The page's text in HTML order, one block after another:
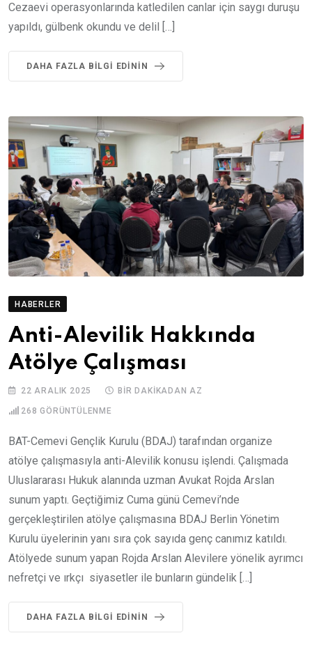
Cezaevi operasyonlarında katledilen canlar için saygı duruşu
yapıldı, gülbenk okundu ve delil […]
DAHA FAZLA BILGI EDININ
HABERLER
Anti-Alevilik Hakkında
Atölye Çalışması
22 ARALIK 2025 BIR DAKIKADAN AZ
268 GÖRÜNTÜLENME
BAT-Cemevi Gençlik Kurulu (BDAJ) tarafından organize
atölye çalışmasıyla anti-Alevilik konusu işlendi. Çalışmada
Uluslararası Hukuk alanında uzman Avukat Rojda Arslan
sunum yaptı. Geçtiğimiz Cuma günü Cemevi’nde
gerçekleştirilen atölye çalışmasına BDAJ Berlin Yönetim
Kurulu üyelerinin yanı sıra çok sayıda genç canımız katıldı.
Atölyede sunum yapan Rojda Arslan Alevilere yönelik ayrımcı
nefretçi ve ırkçı siyasetler ile bunların gündelik […]
DAHA FAZLA BILGI EDININ